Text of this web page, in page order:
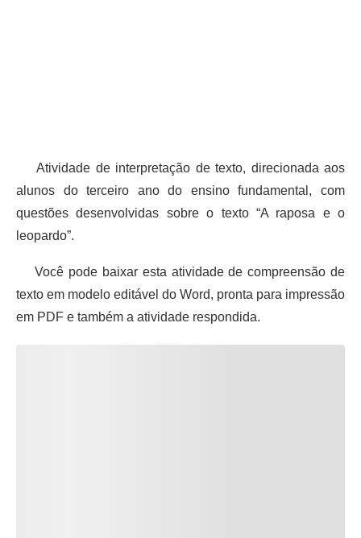
Atividade de interpretação de texto, direcionada aos
alunos do terceiro ano do ensino fundamental, com
questões desenvolvidas sobre o texto “A raposa e o
leopardo”.
Você pode baixar esta atividade de compreensão de
texto em modelo editável do Word, pronta para impressão
em PDF e também a atividade respondida.